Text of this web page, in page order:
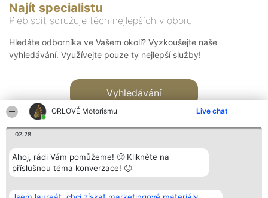
ORLOVÉ Motorismu Live chat
02:28
Ahoj, rádi Vám pomůžeme! 🙂 Klikněte na
příslušnou téma konverzace! 🙂
Najít specialistu
Plebiscit sdružuje těch nejlepších v oboru
Hledáte odborníka ve Vašem okolí? Vyzkoušejte naše
vyhledávání. Využívejte pouze ty nejlepší služby!
Vyhledávání
Bright Side Solutions sp. z o.
Vítězové
Kontakt